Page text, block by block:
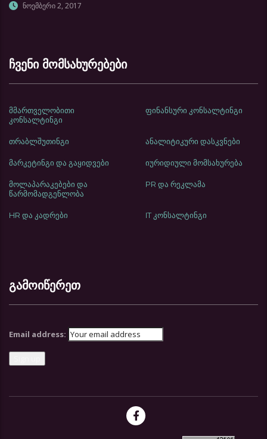
ნოემბერი 2, 2017
ჩვენი მომსახურებები
მმართველობითი
კონსალტინგი
ფინანსური კონსალტინგი
თრაბლშუთინგი ანალიტიკური დასკვნები
მარკეტინგი და გაყიდვები იურიდიული მომსახურება
მოლაპარაკებები და
წარმომადგენლობა
PR და რეკლამა
HR და კადრები IT კონსალტინგი
გამოიწერეთ
Email address: